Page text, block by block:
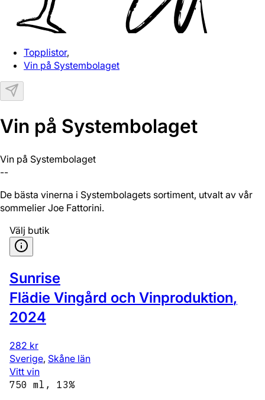
Topplistor,
Vin på Systembolaget
Vin på Systembolaget
Vin på Systembolaget
--
De bästa vinerna i Systembolagets sortiment, utvalt av vår
sommelier Joe Fattorini.
Välj butik
Sunrise
Flädie Vingård och Vinproduktion,
2024
282 kr
Sverige, Skåne län
Vitt vin
750 ml, 13%